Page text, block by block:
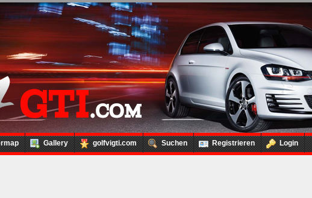
Gallery golfvigti.com Suchen Registrieren Login